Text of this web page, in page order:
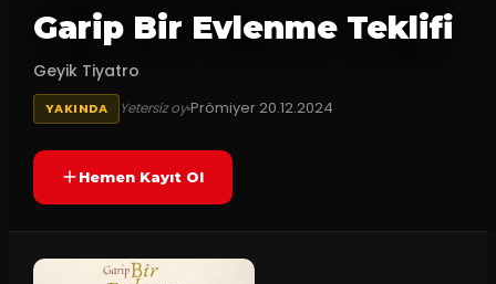
Garip Bir Evlenme Teklifi
Geyik Tiyatro
YAKINDA Yetersiz oyPrömiyer 20.12.2024
Hemen Kayıt Ol